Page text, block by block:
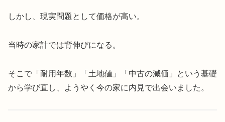
しかし、現実問題として価格が高い。
当時の家計では背伸びになる。
そこで「耐用年数」「土地値」「中古の減価」という基礎
から学び直し、ようやく今の家に内見で出会いました。